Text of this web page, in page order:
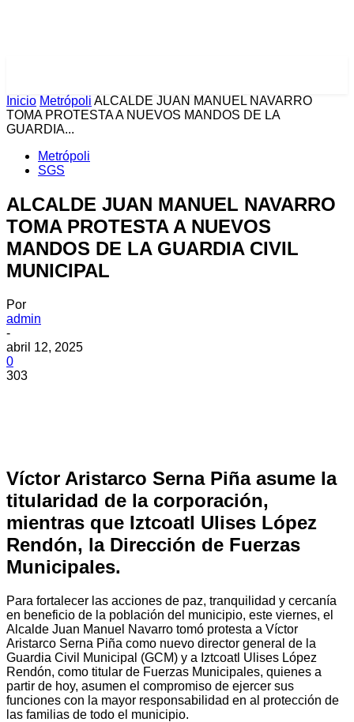
Inicio Metrópoli ALCALDE JUAN MANUEL NAVARRO
TOMA PROTESTA A NUEVOS MANDOS DE LA
GUARDIA...
Metrópoli
SGS
ALCALDE JUAN MANUEL NAVARRO
TOMA PROTESTA A NUEVOS
MANDOS DE LA GUARDIA CIVIL
MUNICIPAL
Por
admin
-
abril 12, 2025
0
303
Víctor Aristarco Serna Piña asume la
titularidad de la corporación,
mientras que Iztcoatl Ulises López
Rendón, la Dirección de Fuerzas
Municipales.
Para fortalecer las acciones de paz, tranquilidad y cercanía
en beneficio de la población del municipio, este viernes, el
Alcalde Juan Manuel Navarro tomó protesta a Víctor
Aristarco Serna Piña como nuevo director general de la
Guardia Civil Municipal (GCM) y a Iztcoatl Ulises López
Rendón, como titular de Fuerzas Municipales, quienes a
partir de hoy, asumen el compromiso de ejercer sus
funciones con la mayor responsabilidad en al protección de
las familias de todo el municipio.